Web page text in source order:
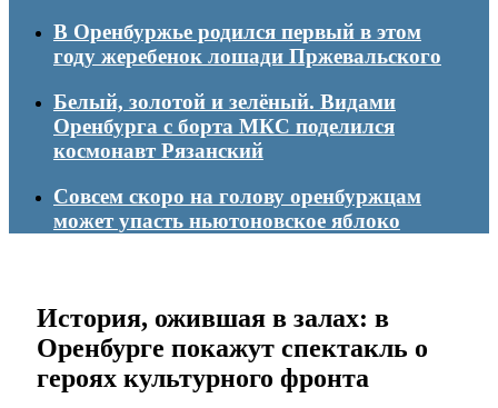
В Оренбуржье родился первый в этом
году жеребенок лошади Пржевальского
Белый, золотой и зелёный. Видами
Оренбурга с борта МКС поделился
космонавт Рязанский
Совсем скоро на голову оренбуржцам
может упасть ньютоновское яблоко
История, ожившая в залах: в
Оренбурге покажут спектакль о
героях культурного фронта